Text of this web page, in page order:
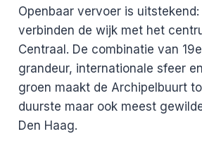
Openbaar vervoer is uitstekend:
verbinden de wijk met het
Centraal. De combinatie van
grandeur, internationale sfeer
groen maakt de Archipelbuurt
duurste maar ook meest
Den Haag.